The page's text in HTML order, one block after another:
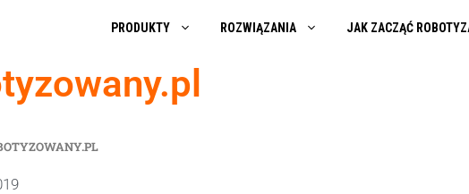
PRODUKTY ROZWIĄZANIA JAK ZACZĄĆ